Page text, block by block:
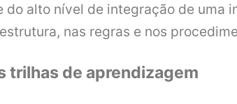
do alto nível de integração de uma
nas regras e nos
trilhas de aprendizagem